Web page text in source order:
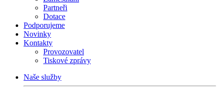
Partneři
Dotace
Podporujeme
Novinky
Kontakty
Provozovatel
Tiskové zprávy
Naše služby